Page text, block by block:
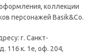
коллекции
персонажей Basik&Co.
г. Санкт-
116 к. 1е, оф. 204,